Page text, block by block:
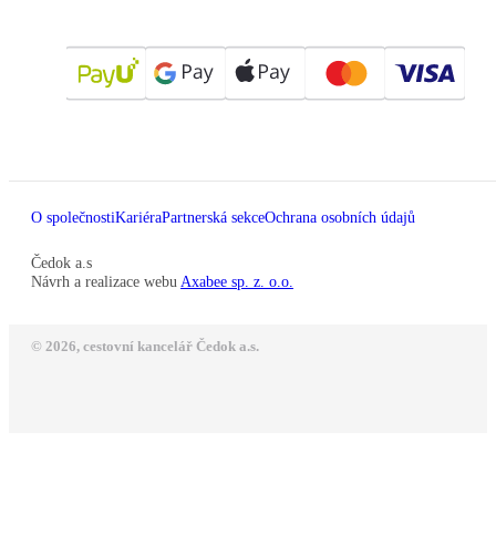
O společnostiKariéraPartnerská sekceOchrana osobních údajů
Čedok a.s
Návrh a realizace webu Axabee sp. z. o.o.
© 2026, cestovní kancelář Čedok a.s.